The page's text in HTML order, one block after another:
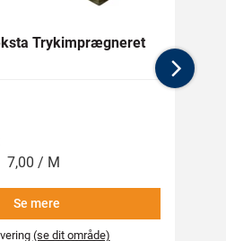
Trykimprægneret
7,00 / M
Se mere
(se dit område)